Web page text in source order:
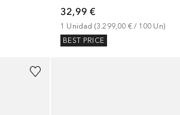
32,99 €
1 Unidad (3.299,00 € / 100 Un)
BEST PRICE